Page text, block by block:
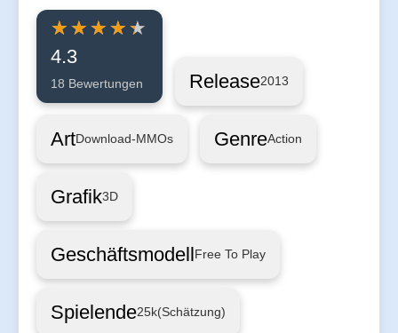
4.3
18 Bewertungen Release2013
ArtDownload-MMOs GenreAction
Grafik3D
GeschäftsmodellFree To Play
Spielende25k(Schätzung)